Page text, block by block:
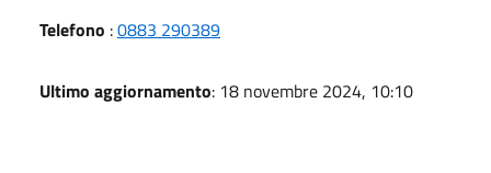
Telefono :0883 290389
Ultimo aggiornamento: 18 novembre 2024, 10:10